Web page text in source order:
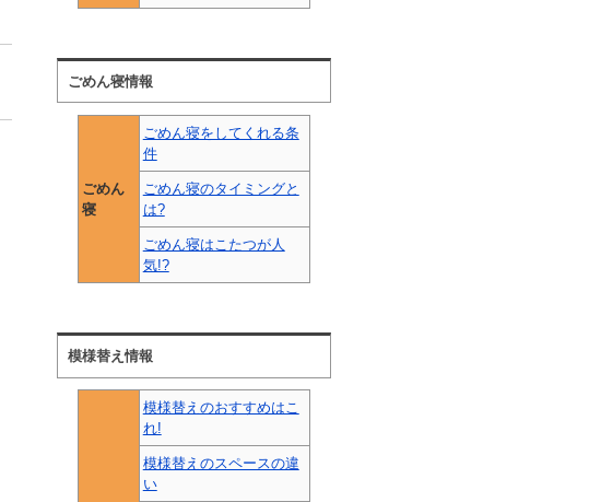
ごめん寝情報
ごめん
寝
ごめん寝をしてくれる条
件
ごめん寝のタイミングと
は?
ごめん寝はこたつが人
気!?
模様替え情報
模様替えのおすすめはこ
れ!
模様替えのスペースの違
い